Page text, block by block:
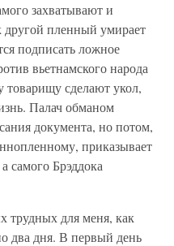
захватывают и
пленный умирает
подписать ложное
вьетнамского народа
товарищу сделают укол,
Палач обманом
документа, но потом,
приказывает
самого Брэддока
трудных для меня, как
два дня. В первый день